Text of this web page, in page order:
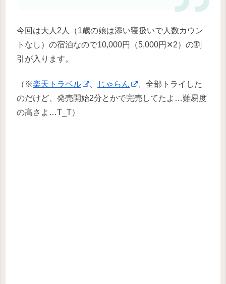
今回は大人2人（1歳の娘は添い寝扱いで人数カウン
トなし）の宿泊なので10,000円（5,000円✕2）の割
引が入ります。
（※楽天トラベル 、 じゃらん
、全部トライした
のだけど、発売開始2分とかで完売してたよ…難易度
の高さよ…T_T）